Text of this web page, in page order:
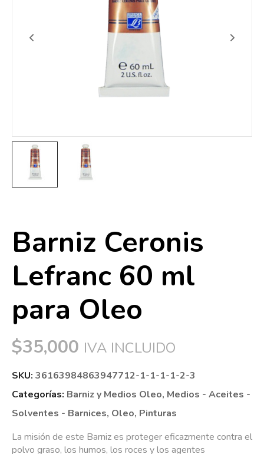
Barniz Ceronis
Lefranc 60 ml
para Oleo
$35,000 IVA INCLUIDO
SKU: 36163984863947712-1-1-1-1-2-3
Categorías: Barniz y Medios Oleo, Medios - Aceites -
Solventes - Barnices, Oleo, Pinturas
La misión de este Barniz es proteger eficazmente contra el
polvo graso, los humos, los roces y los agentes